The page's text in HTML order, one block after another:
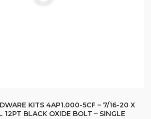
KITS 4AP1.000-5CF – 7/16-20 X
12PT BLACK OXIDE BOLT – SINGLE